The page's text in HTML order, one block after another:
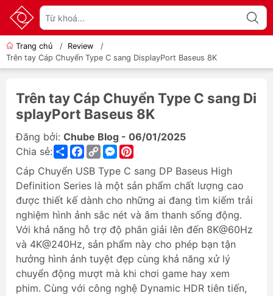
Trang chủ / Review
/
Trên tay Cáp Chuyển Type C sang DisplayPort Baseus 8K
Trên tay Cáp Chuyển Type C sang Di
splayPort Baseus 8K
Đăng bởi: Chube Blog - 06/01/2025
Chia sẻ:
ShareFacebook
Copy
Link
Messenger
Cáp Chuyển USB Type C sang DP Baseus High
Definition Series là một sản phẩm chất lượng cao
được thiết kế dành cho những ai đang tìm kiếm trải
nghiệm hình ảnh sắc nét và âm thanh sống động.
Với khả năng hỗ trợ độ phân giải lên đến 8K@60Hz
và 4K@240Hz, sản phẩm này cho phép bạn tận
hưởng hình ảnh tuyệt đẹp cùng khả năng xử lý
chuyển động mượt mà khi chơi game hay xem
phim. Cùng với công nghệ Dynamic HDR tiên tiến,